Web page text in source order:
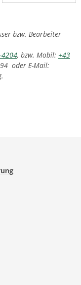
bzw. Bearbeiter
4204, bzw. Mobil: +43
oder E-Mail: